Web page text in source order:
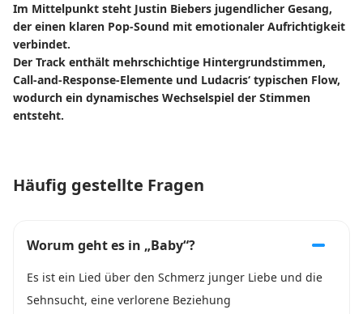
Im Mittelpunkt steht Justin Biebers jugendlicher Gesang,
der einen klaren Pop-Sound mit emotionaler Aufrichtigkeit
verbindet.
Der Track enthält mehrschichtige Hintergrundstimmen,
Call-and-Response-Elemente und Ludacris‘ typischen Flow,
wodurch ein dynamisches Wechselspiel der Stimmen
entsteht.
Häufig gestellte Fragen
Worum geht es in „Baby“?
Es ist ein Lied über den Schmerz junger Liebe und die
Sehnsucht, eine verlorene Beziehung